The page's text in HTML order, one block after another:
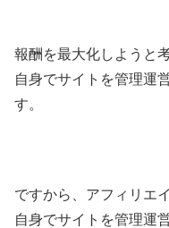
報酬を最大化しようと
自身でサイトを管理運
す。
ですから、アフィリエ
自身でサイトを管理運